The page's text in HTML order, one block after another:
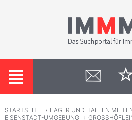
STARTSEITE › LAGER UND HALLEN
EISENSTADT-UMGEBUNG
› GROSSHÖFLEIN